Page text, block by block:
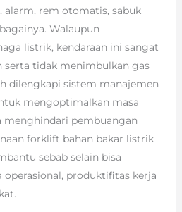
alarm, rem otomatis, sabuk
Walaupun
listrik, kendaraan ini sangat
serta tidak menimbulkan gas
dilengkapi sistem manajemen
mengoptimalkan masa
menghindari pembuangan
forklift bahan bakar listrik
sebab selain bisa
produktifitas kerja